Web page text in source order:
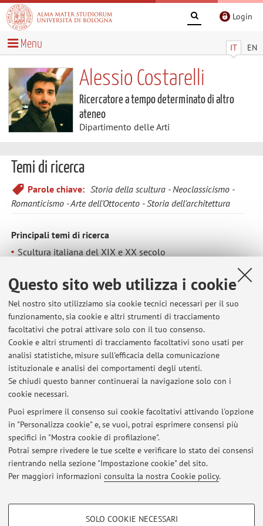
Questo sito web utilizza i cookie
Nel nostro sito utilizziamo sia cookie tecnici necessari per il suo
funzionamento, sia cookie e altri strumenti di tracciamento
facoltativi che potrai attivare solo con il tuo consenso.
Cookie e altri strumenti di tracciamento facoltativi sono usati per
analisi statistiche, misure sull'efficacia della comunicazione
istituzionale e analisi dei comportamenti degli utenti.
Se chiudi questo banner continuerai la navigazione solo con i
cookie necessari.
Puoi esprimere il consenso sui cookie facoltativi attivando l'opzione
in "Personalizza cookie" e, se vuoi, potrai esprimere consensi più
specifici in "Mostra cookie di profilazione".
Potrai sempre rivedere le tue scelte e verificare lo stato dei consensi
rientrando nella sezione "Impostazione cookie" del sito.
Per maggiori informazioni consulta la nostra Cookie policy.
COOKIE DI PROFILAZIONE - FACOLTATIVI
SOLO COOKIE NECESSARI
Login
IT EN
Menu
Alessio Costarelli
Ricercatore a tempo determinato di altro
ateneo
Dipartimento delle Arti
Temi di ricerca
Parole chiave: Storia della scultura
Neoclassicismo
Romanticismo Arte dell'Ottocento Storia dell'architettura
Principali temi di ricerca
Scultura italiana del XIX e XX secolo
Temi di ricerca secondari o di occasionale pubblicazione
Scultura italiana tardo-medievale e moderna
Scultura europea del XVIII e XIX secolo
Pittura italiana del XIX secolo
Incisioni del XVIII e XIX secolo
Complessi sacri bolognesi scomparsi
Iconografia
Ultimi avvisi
Modulo esame integrato
Pubblicato il: 05 dicembre 2025